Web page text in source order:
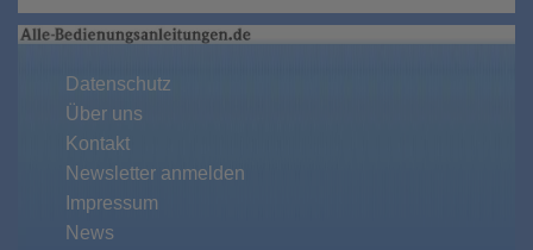
Datenschutz
Über uns
Kontakt
Newsletter anmelden
Impressum
News